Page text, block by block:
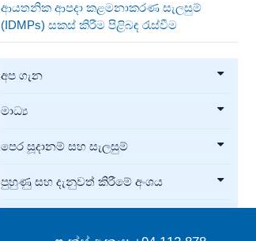
ආයතනික ආපදා කළමනාකරණ සැලසුම්
(IDMPs) සකස් කිරීම පිළිබඳ රැස්වීම
අප ගැන
මාධ්‍ය
පෙර සූදානම් සහ සැලසුම්
පුහුණු සහ දැනුවත් කිරීමේ අංශය